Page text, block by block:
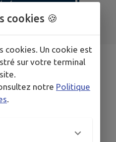
#12
cookies 🍪
cookies. Un cookie est
sur votre terminal
notre Politique
.